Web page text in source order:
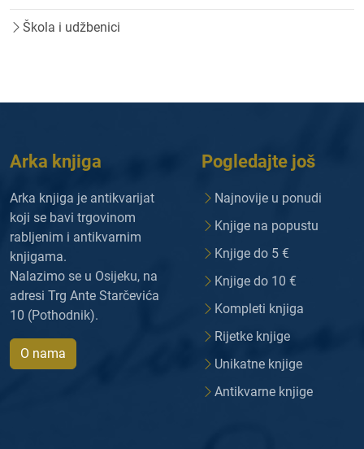
Škola i udžbenici
Arka knjiga
Arka knjiga je antikvarijat
koji se bavi trgovinom
rabljenim i antikvarnim
knjigama.
Nalazimo se u Osijeku, na
adresi Trg Ante Starčevića
10 (Pothodnik).
O nama
Pogledajte još
Najnovije u ponudi
Knjige na popustu
Knjige do 5 €
Knjige do 10 €
Kompleti knjiga
Rijetke knjige
Unikatne knjige
Antikvarne knjige